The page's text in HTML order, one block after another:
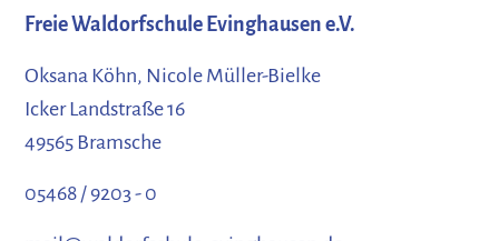
Freie Waldorfschule Evinghausen e.V.
Oksana Köhn, Nicole Müller-Bielke
Icker Landstraße 16
49565 Bramsche
05468 / 9203 - 0